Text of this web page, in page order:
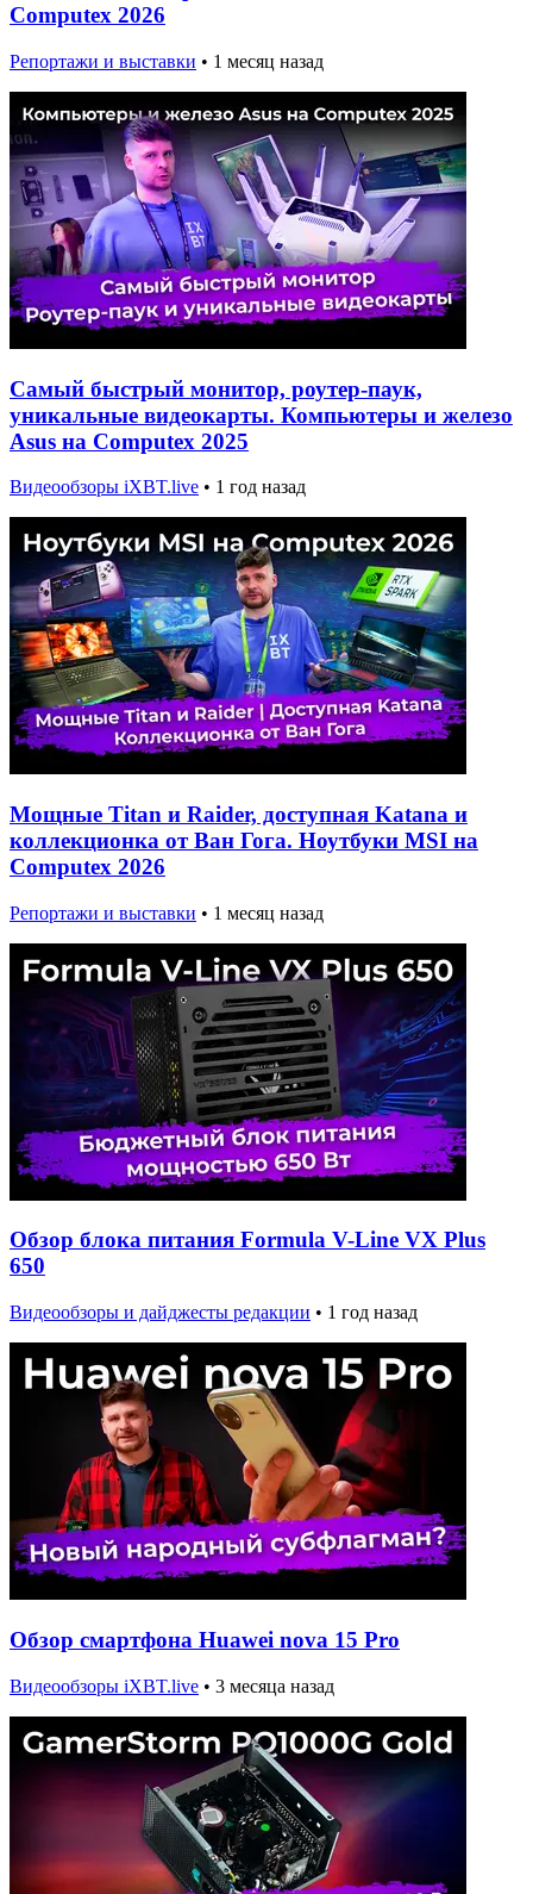
Computex 2026
Репортажи и выставки • 1 месяц назад
Самый быстрый монитор, роутер-паук,
уникальные видеокарты. Компьютеры и железо
Asus на Computex 2025
Видеообзоры iXBT.live • 1 год назад
Мощные Titan и Raider, доступная Katana и
коллекционка от Ван Гога. Ноутбуки MSI на
Computex 2026
Репортажи и выставки • 1 месяц назад
Обзор блока питания Formula V-Line VX Plus
650
Видеообзоры и дайджесты редакции • 1 год назад
Обзор смартфона Huawei nova 15 Pro
Видеообзоры iXBT.live • 3 месяца назад